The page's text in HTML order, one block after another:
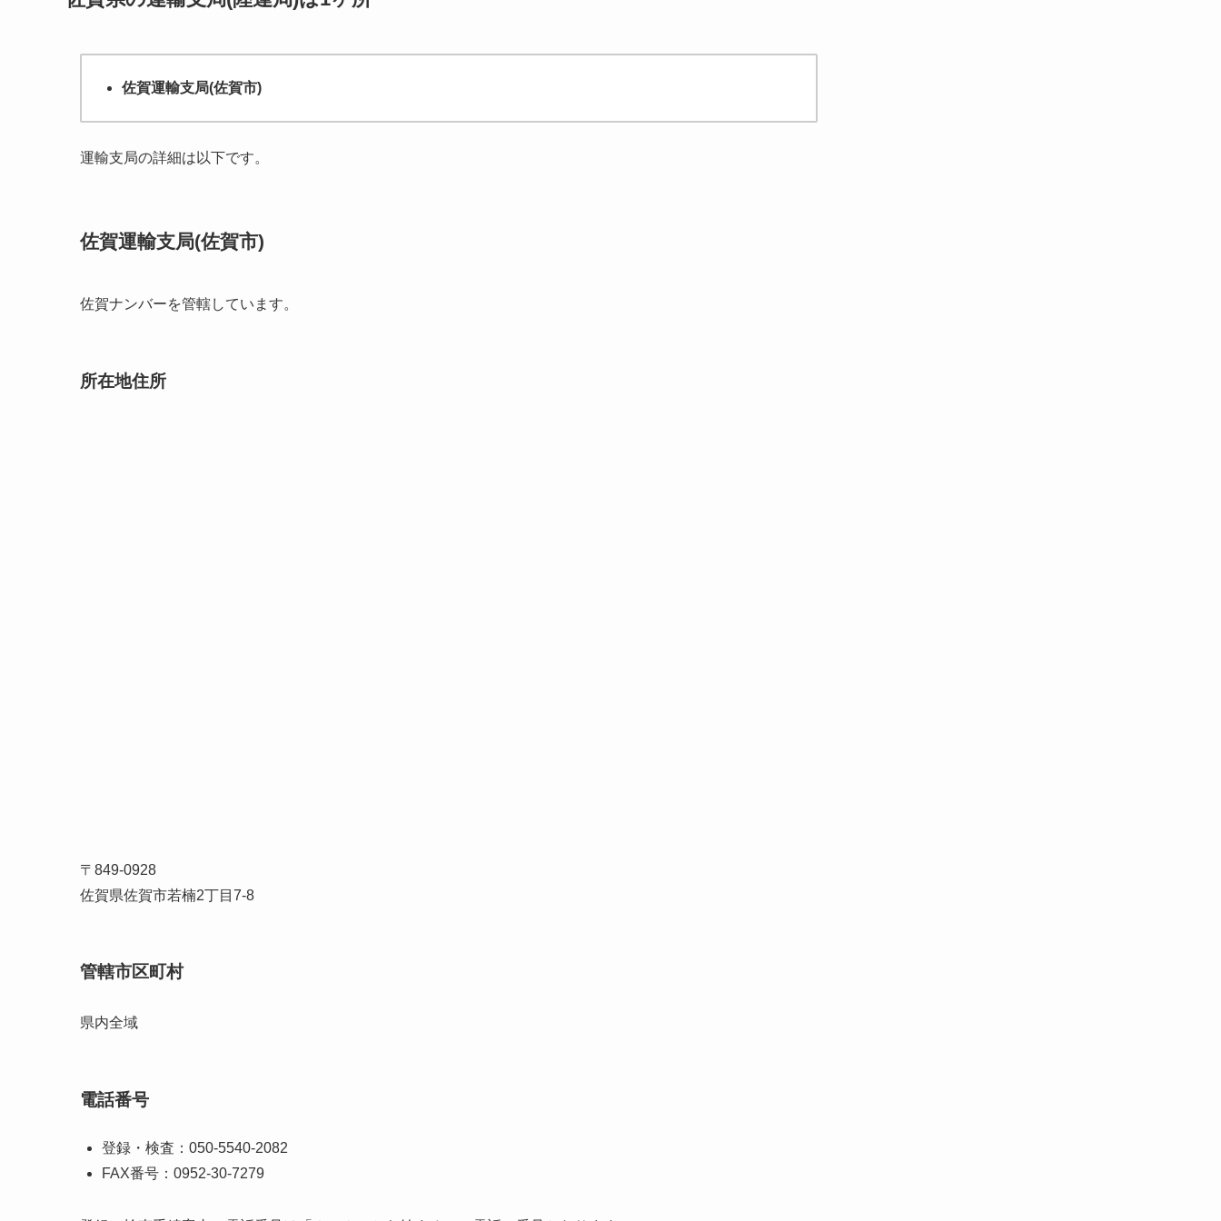
佐賀運輸支局(佐賀市)
運輸支局の詳細は以下です。
佐賀運輸支局(佐賀市)
佐賀ナンバーを管轄しています。
所在地住所
〒849-0928
佐賀県佐賀市若楠2丁目7-8
管轄市区町村
県内全域
電話番号
登録・検査：050-5540-2082
FAX番号：0952-30-7279